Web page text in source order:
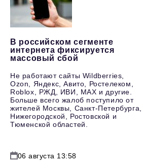
В российском сегменте
интернета фиксируется
массовый сбой
Не работают сайты Wildberries,
Ozon, Яндекс, Авито, Ростелеком,
Roblox, РЖД, ИВИ, MAX и другие.
Больше всего жалоб поступило от
жителей Москвы, Санкт-Петербурга,
Нижегородской, Ростовской и
Тюменской областей.
06 августа 13:58